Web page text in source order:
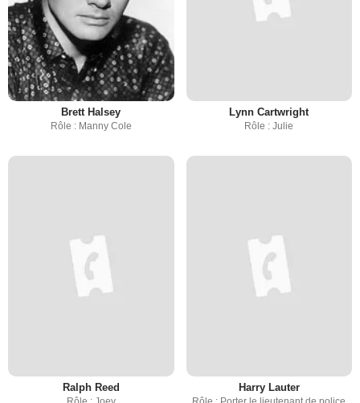
Brett Halsey
Rôle : Manny Cole
Lynn Cartwright
Rôle : Julie
Ralph Reed Harry Lauter